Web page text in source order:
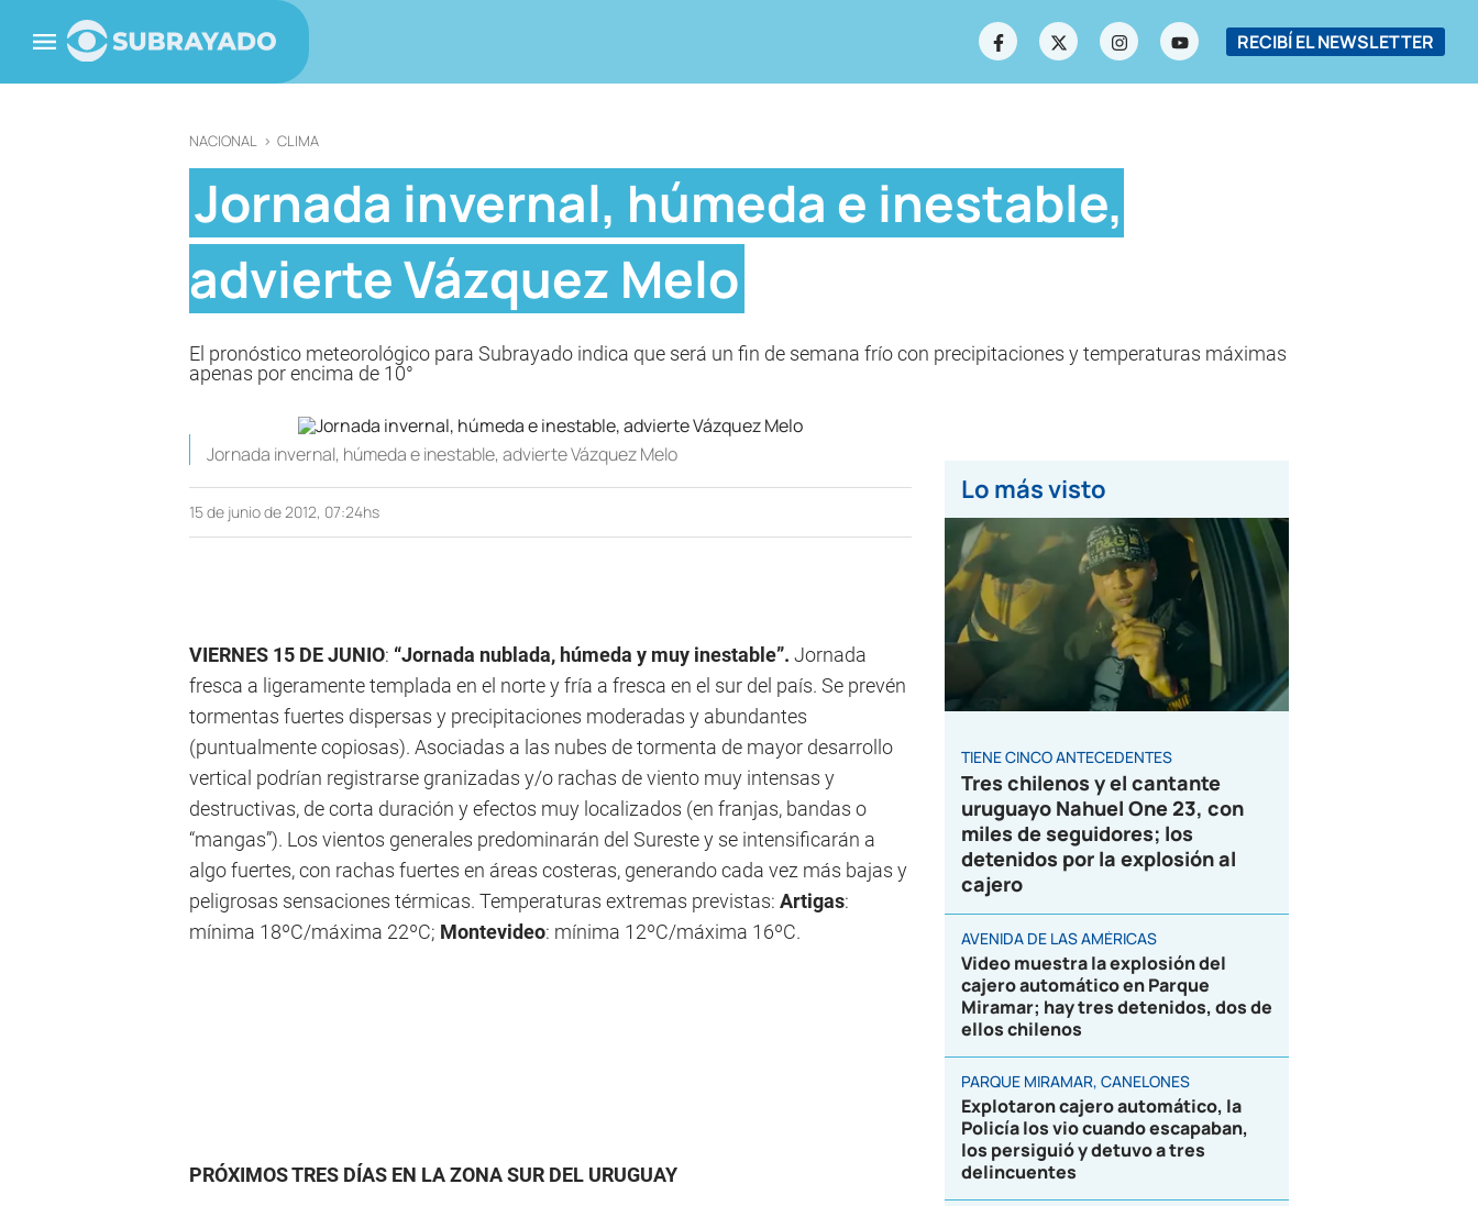
RECIBÍ EL NEWSLETTER
NACIONAL > CLIMA
Jornada invernal, húmeda e inestable,
advierte Vázquez Melo
El pronóstico meteorológico para Subrayado indica que será un fin de semana frío con precipitaciones y temperaturas máximas
apenas por encima de 10°
Jornada invernal, húmeda e inestable, advierte Vázquez Melo
15 de junio de 2012, 07:24hs
VIERNES 15 DE JUNIO: “Jornada nublada, húmeda y muy inestable”. Jornada
fresca a ligeramente templada en el norte y fría a fresca en el sur del país. Se prevén
tormentas fuertes dispersas y precipitaciones moderadas y abundantes
(puntualmente copiosas). Asociadas a las nubes de tormenta de mayor desarrollo
vertical podrían registrarse granizadas y/o rachas de viento muy intensas y
destructivas, de corta duración y efectos muy localizados (en franjas, bandas o
“mangas”). Los vientos generales predominarán del Sureste y se intensificarán a
algo fuertes, con rachas fuertes en áreas costeras, generando cada vez más bajas y
peligrosas sensaciones térmicas. Temperaturas extremas previstas: Artigas:
mínima 18ºC/máxima 22ºC; Montevideo: mínima 12ºC/máxima 16ºC.
PRÓXIMOS TRES DÍAS EN LA ZONA SUR DEL URUGUAY
Lo más visto
TIENE CINCO ANTECEDENTES
Tres chilenos y el cantante
uruguayo Nahuel One 23, con
miles de seguidores; los
detenidos por la explosión al
cajero
AVENIDA DE LAS AMÉRICAS
Video muestra la explosión del
cajero automático en Parque
Miramar; hay tres detenidos, dos de
ellos chilenos
PARQUE MIRAMAR, CANELONES
Explotaron cajero automático, la
Policía los vio cuando escapaban,
los persiguió y detuvo a tres
delincuentes